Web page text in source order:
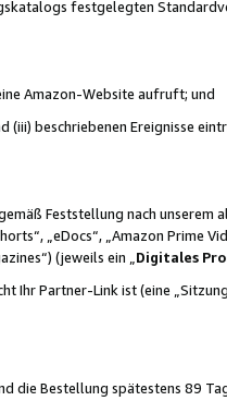
festgelegten
Amazon-Website aufruft; und
beschriebenen Ereignisse
Feststellung nach unserem
„eDocs“, „Amazon Prime
(jeweils ein „ Digitales
Ihr Partner-Link ist (eine
Bestellung spätestens 89